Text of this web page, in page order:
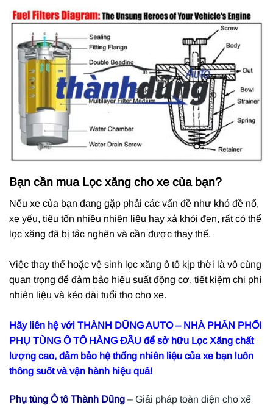
Bạn cần mua Lọc xăng cho xe của bạn?
Nếu xe của bạn đang gặp phải các vấn đề như khó đề nổ,
xe yếu, tiêu tốn nhiều nhiên liệu hay xả khói đen, rất có thể
lọc xăng đã bị tắc nghẽn và cần được thay thế.
Việc thay thế hoặc vệ sinh lọc xăng ô tô kịp thời là vô cùng
quan trọng để đảm bảo hiệu suất động cơ, tiết kiệm chi phí
nhiên liệu và kéo dài tuổi thọ cho xe.
Hãy liên hệ với THÀNH DŨNG AUTO – NHÀ PHÂN PHỐI
PHỤ TÙNG Ô TÔ HÀNG ĐẦU để sở hữu Lọc Xăng chất
lượng cao, đảm bảo hệ thống nhiên liệu của xe bạn luôn
thông suốt và vận hành hiệu quả!
Phụ tùng Ô tô Thành Dũng – Giải pháp toàn diện cho xế